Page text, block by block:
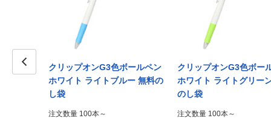
ールペン
クリップオンG3色ボールペン
ホワイト ライトブルー 無料の
し袋
注文数量 100本～
クリップオンG3色ボー
ホワイト ライトグリー
のし袋
注文数量 100本～